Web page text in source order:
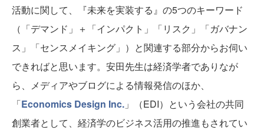
活動に関して、『未来を実装する』の5つのキーワード
（「デマンド」＋「インパクト」「リスク」「ガバナン
ス」「センスメイキング」）と関連する部分からお伺い
できればと思います。安田先生は経済学者でありなが
ら、メディアやブログによる情報発信のほか、
「Economics Design Inc. 」（EDI）という会社の共同
創業者として、経済学のビジネス活用の推進もされてい